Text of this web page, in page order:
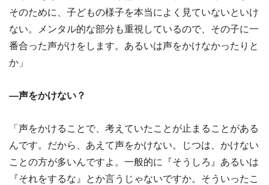
そのために、子どもの様子を本当によく見ていないといけ
ない。メンタル的な部分も重視しているので、その子に一
番合った声がけをします。あるいは声をかけなかったりと
か」
―声をかけない？
「声をかけることで、考えていたことが止まることがある
んです。だから、あえて声をかけない。じつは、かけない
ことの方が多いんですよ。一般的に『そうしろ』あるいは
『それをするな』とか言うじゃないですか。そういったこ